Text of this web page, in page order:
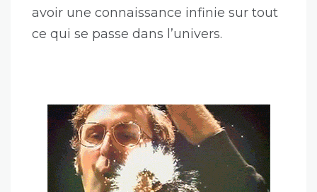
avoir une connaissance infinie sur tout
ce qui se passe dans l’univers.